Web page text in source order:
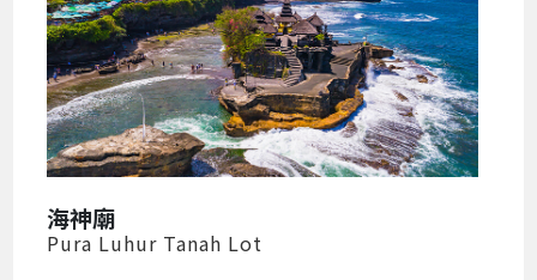
海神廟
Pura Luhur Tanah Lot